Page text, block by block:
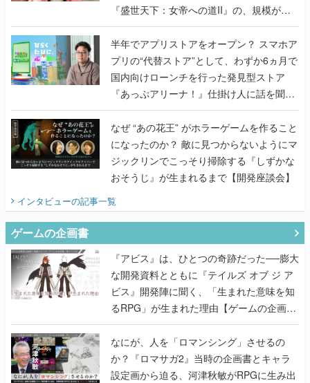
『盛世天下：女帝への道II』の、規模が違
うこだわりをプロデューサーに聞いた
半年でアプリストアをオープン？ スマホア
プリの“代替ストア”として、わずか6ヵ月で
国内向けローンチを行った発見型ストア
『あっぷアリーナ！』仕掛け人に話を聞い
てみた
なぜ “あの花王” がホラーゲームを作ること
になったのか？ 敵に見つからないようにマ
ジックリンでこっそり掃除する『しずかな
おそうじ』が生まれるまで【開発座談会】
インタビューの記事一覧
ゲームの企画書
『アビス』は、ひとつの奇跡だった──膨大
な開発資料とともに『テイルズ オブ ジ ア
ビス』開発陣に聞く、「生まれた意味を知
るRPG」が生まれた理由【ゲームの企画
書】
なにが、人を「ロマンシング」させるの
か？『ロマサガ2』当時の企画書とキャラ
設定画から迫る、河津秋敏がRPGに生み出